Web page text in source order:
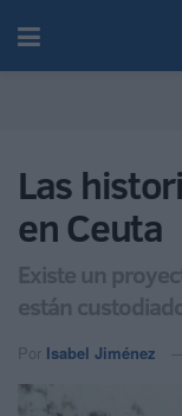
Las
en Ceuta
Existe un
están
Por Isabel Jiménez